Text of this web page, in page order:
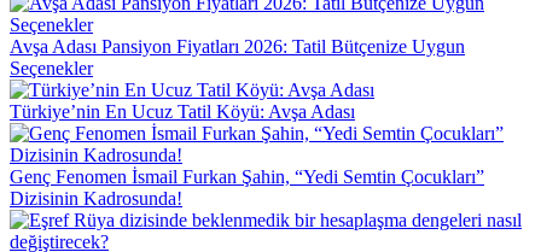
Avşa Adası Pansiyon Fiyatları 2026: Tatil Bütçenize Uygun
Seçenekler
Türkiye’nin En Ucuz Tatil Köyü: Avşa Adası
Genç Fenomen İsmail Furkan Şahin, “Yedi Semtin Çocukları”
Dizisinin Kadrosunda!